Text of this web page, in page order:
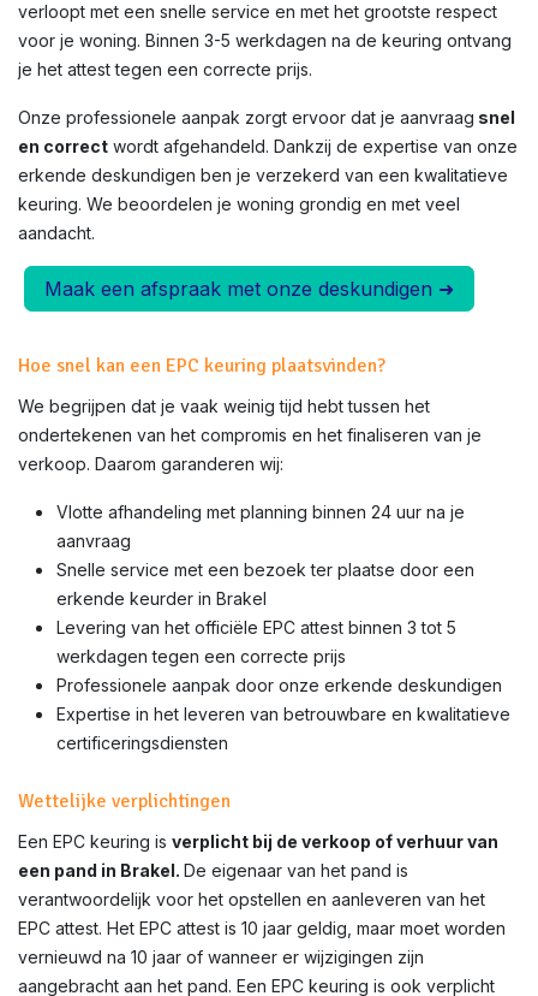
verloopt met een snelle service en met het grootste respect
voor je woning. Binnen 3-5 werkdagen na de keuring ontvang
je het attest tegen een correcte prijs.
Onze professionele aanpak zorgt ervoor dat je aanvraag snel
en correct wordt afgehandeld. Dankzij de expertise van onze
erkende deskundigen ben je verzekerd van een kwalitatieve
keuring. We beoordelen je woning grondig en met veel
aandacht.
Maak een afspraak met onze deskundigen ➜
Hoe snel kan een EPC keuring plaatsvinden?
We begrijpen dat je vaak weinig tijd hebt tussen het
ondertekenen van het compromis en het finaliseren van je
verkoop. Daarom garanderen wij:
Vlotte afhandeling met planning binnen 24 uur na je
aanvraag
Snelle service met een bezoek ter plaatse door een
erkende keurder in Brakel
Levering van het officiële EPC attest binnen 3 tot 5
werkdagen tegen een correcte prijs
Professionele aanpak door onze erkende deskundigen
Expertise in het leveren van betrouwbare en kwalitatieve
certificeringsdiensten
Wettelijke verplichtingen
Een EPC keuring is verplicht bij de verkoop of verhuur van
een pand in Brakel. De eigenaar van het pand is
verantwoordelijk voor het opstellen en aanleveren van het
EPC attest. Het EPC attest is 10 jaar geldig, maar moet worden
vernieuwd na 10 jaar of wanneer er wijzigingen zijn
aangebracht aan het pand. Een EPC keuring is ook verplicht